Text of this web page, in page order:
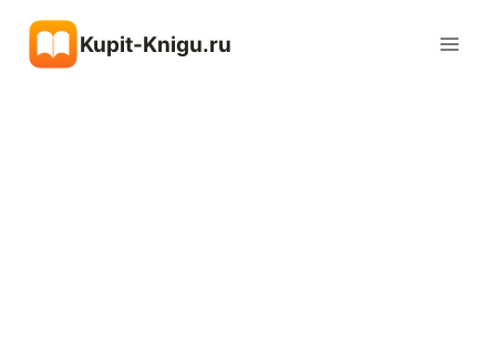
содержимому
Kupit-Knigu.ru